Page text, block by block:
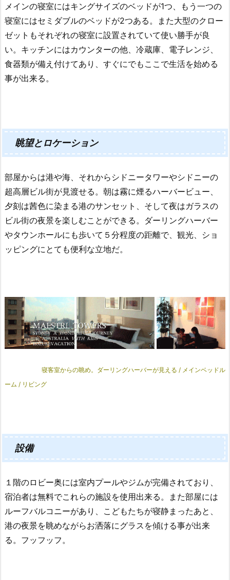
メインの寝室にはキングサイズのベッドが1つ、もう一つの
寝室にはセミダブルのベッドが2つある。また大型のクロー
ゼットもそれぞれの寝室に設置されていて使い勝手が良
い。キッチンにはカウンターの他、冷蔵庫、電子レンジ、
食器類が備え付けてあり、すぐにでもここで生活を始める
事が出来る。
眺望とロケーション
部屋からは港や海、それからシドニータワーやシドニーの
超高層ビル街が見渡せる。朝は霧に煙るハーバービュー、
夕刻は茜色に染まる港のサンセット、そして夜はガラスの
ビル街の夜景を楽しむことができる。 ダーリングハーバー
やタウンホールにも歩いて５分程度の距離で、観光、ショ
ッピングにとても便利な立地だ。
寝客室からの眺め。ダーリングハーバーが見える / メインベッドル
ーム / リビング
設備
１階のロビー奥には室内プールやジムが完備されており、
宿泊者は無料でこれらの施設を使用出来る。また部屋には
ルーフバルコニーがあり、こどもたちが寝静まったあと、
港の夜景を眺めながらお洒落にグラスを傾ける事が出来
る。フッフッフ。